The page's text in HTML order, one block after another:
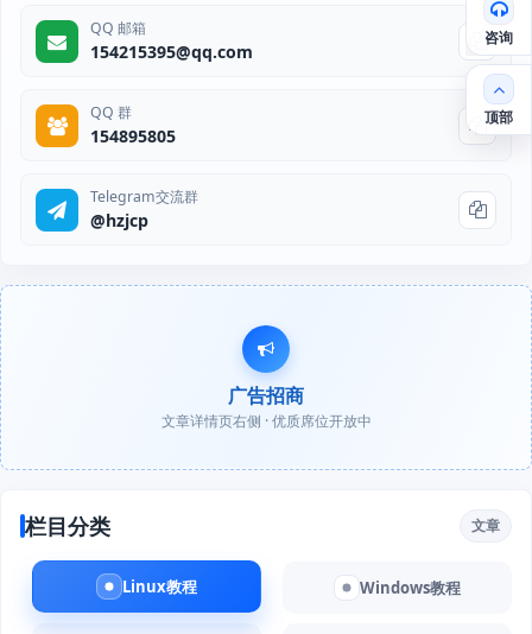
QQ 邮箱
154215395@qq.com
QQ 群
154895805
Telegram交流群
@hzjcp
广告招商
文章详情页右侧 · 优质席位开放中
栏目分类 文章
Linux教程 Windows教程
咨询
顶部